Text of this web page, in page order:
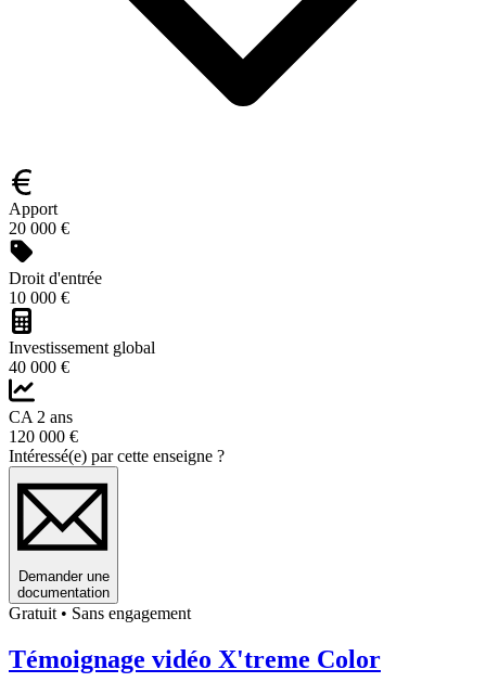
Apport
20 000 €
Droit d'entrée
10 000 €
Investissement global
40 000 €
CA 2 ans
120 000 €
Intéressé(e) par cette enseigne ?
Demander une
documentation
Gratuit • Sans engagement
Témoignage vidéo X'treme Color